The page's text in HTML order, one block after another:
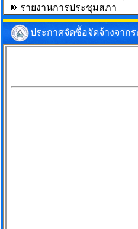
รายงานการประชุมสภา
ประกาศจัดซื้อจัดจ้างจาก